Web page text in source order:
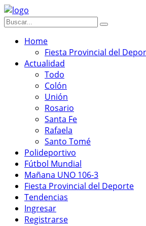
Home
Fiesta Provincial del
Actualidad
Todo
Colón
Unión
Rosario
Santa Fe
Rafaela
Santo Tomé
Polideportivo
Fútbol Mundial
Mañana UNO 106-3
Fiesta Provincial del Deporte
Tendencias
Ingresar
Registrarse